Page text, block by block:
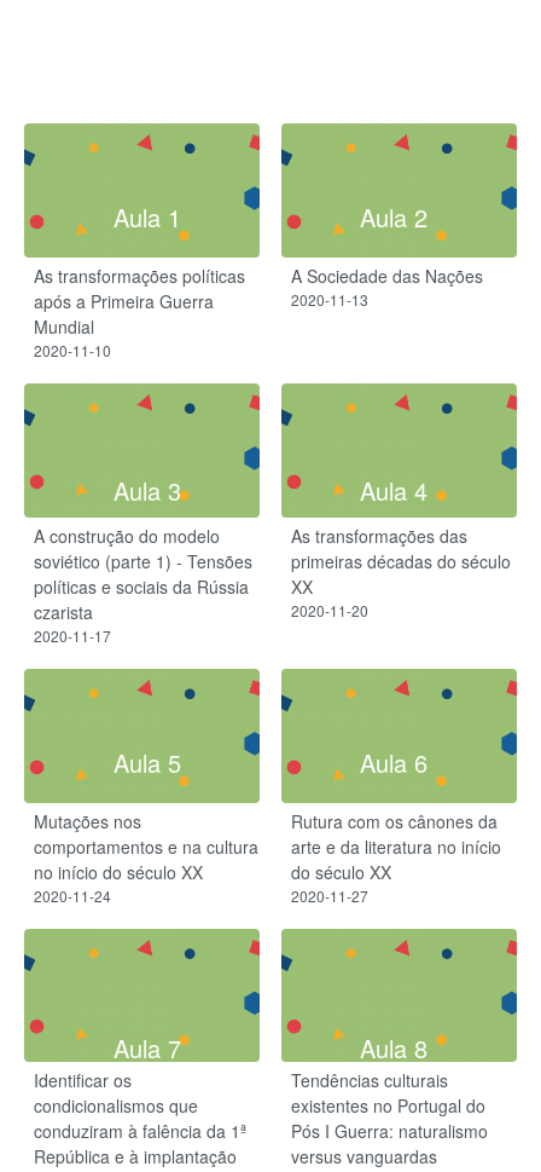
Aula 1
As transformações políticas
após a Primeira Guerra
Mundial
2020-11-10
Aula 2
A Sociedade das Nações
2020-11-13
Aula 3
A construção do modelo
soviético (parte 1) - Tensões
políticas e sociais da Rússia
czarista
2020-11-17
Aula 4
As transformações das
primeiras décadas do século
XX
2020-11-20
Aula 5
Mutações nos
comportamentos e na cultura
no início do século XX
2020-11-24
Aula 6
Rutura com os cânones da
arte e da literatura no início
do século XX
2020-11-27
Aula 7
Identificar os
condicionalismos que
conduziram à falência da 1ª
República e à implantação
Aula 8
Tendências culturais
existentes no Portugal do
Pós I Guerra: naturalismo
versus vanguardas